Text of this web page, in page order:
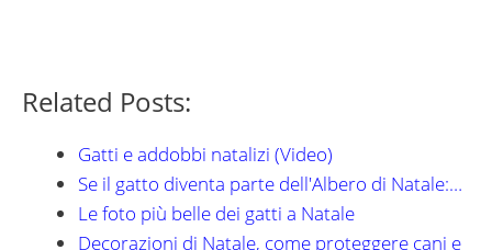
Related Posts:
Gatti e addobbi natalizi (Video)
Se il gatto diventa parte dell'Albero di Natale:…
Le foto più belle dei gatti a Natale
Decorazioni di Natale, come proteggere cani e